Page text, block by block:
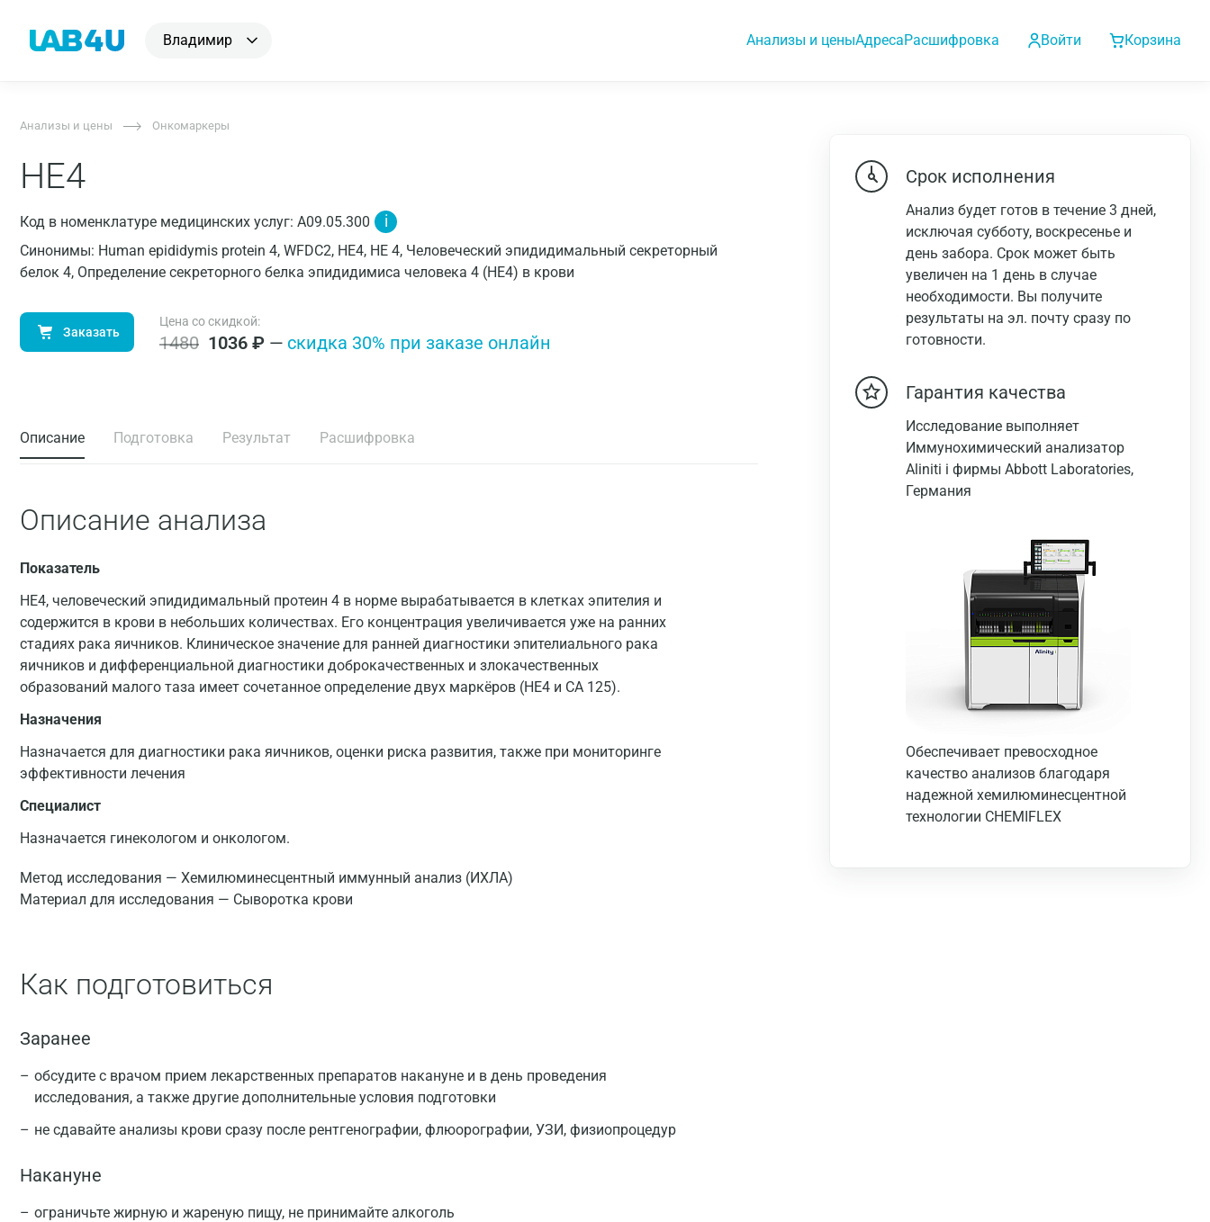
Владимир Анализы и ценыАдресаРасшифровка Войти Корзина
Анализы и цены Онкомаркеры
HE4
Код в номенклатуре медицинских услуг: A09.05.300 i
Синонимы: Human epididymis protein 4, WFDC2, НE4, НE 4, Человеческий эпидидимальный секреторный
белок 4, Определение секреторного белка эпидидимиса человека 4 (HE4) в крови
Заказать
Цена со скидкой:
1480 1036 ₽ — cкидка 30% при заказе онлайн
Описание Подготовка Результат Расшифровка
Описание анализа
Показатель
HE4, человеческий эпидидимальный протеин 4 в норме вырабатывается в клетках эпителия и
содержится в крови в небольших количествах. Его концентрация увеличивается уже на ранних
стадиях рака яичников. Клиническое значение для ранней диагностики эпителиального рака
яичников и дифференциальной диагностики доброкачественных и злокачественных
образований малого таза имеет сочетанное определение двух маркёров (HE4 и CA 125).
Назначения
Назначается для диагностики рака яичников, оценки риска развития, также при мониторинге
эффективности лечения
Специалист
Назначается гинекологом и онкологом.
Метод исследования — Хемилюминесцентный иммунный анализ (ИХЛА)
Материал для исследования — Сыворотка крови
Как подготовиться
Заранее
обсудите с врачом прием лекарственных препаратов накануне и в день проведения
исследования, а также другие дополнительные условия подготовки
не сдавайте анализы крови сразу после рентгенографии, флюорографии, УЗИ, физиопроцедур
Накануне
ограничьте жирную и жареную пищу, не принимайте алкоголь
Срок исполнения
Анализ будет готов в течение 3 дней,
исключая субботу, воскресенье и
день забора. Срок может быть
увеличен на 1 день в случае
необходимости. Вы получите
результаты на эл. почту сразу по
готовности.
Гарантия качества
Исследование выполняет
Иммунохимический анализатор
Aliniti i фирмы Abbott Laboratories,
Германия
Обеспечивает превосходное
качество анализов благодаря
надежной хемилюминесцентной
технологии CHEMIFLEX